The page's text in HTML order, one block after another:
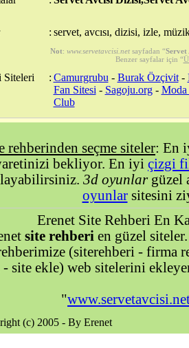
: servet, avcısı, dizisi, izle,
Not: www.servetavcisi.net sayfadan “Servet
Benzer sayfalar için “
Siteleri : Camurgrubu - Burak Özçivit-
Fan Sitesi - Sagoju.org-
Club
rehberinden seçme siteler: En
bekliyor. En iyi çizgi
3d oyunlargüzel
oyunlarsitesini
Erenet Site Rehberi En
site rehberi en güzel
(siterehberi - firma
site ekle) web sitelerini
"
(c) 2005 - By Erenet